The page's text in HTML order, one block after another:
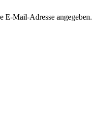
Mail-Adresse angegeben.